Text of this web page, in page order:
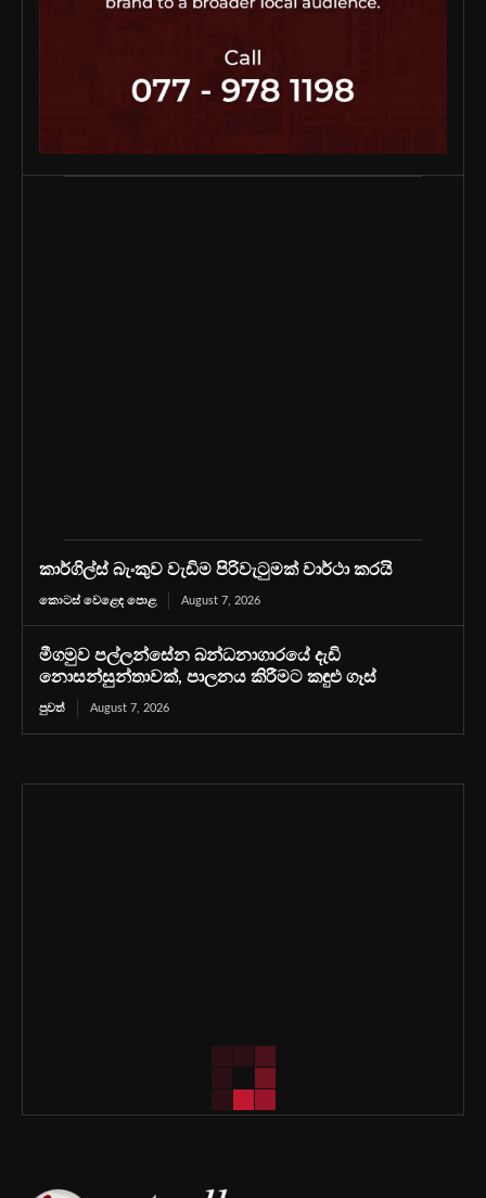
කාර්ගිල්ස් බැංකුව වැඩිම පිරිවැටුමක් වාර්ථා කරයි
කොටස් වෙළෙඳ පොළ August 7, 2026
මීගමුව පල්ලන්සේන බන්ධනාගාරයේ දැඩි
නොසන්සුන්තාවක්, පාලනය කිරීමට කඳුළු ගෑස්
පුවත් August 7, 2026